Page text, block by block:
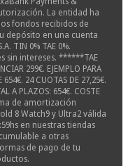
La entidad ha
fondos recibidos de
depósito en una cuenta
TIN 0% TAE 0%.
sin intereses. ******TAE
299€. EJEMPLO PARA
654€. 24 CUOTAS DE 27,25€.
A PLAZOS: 654€. COSTE
de amortización
8 Watch9 y Ultra2 válida
en nuestras tiendas
a otras
de pago de tu